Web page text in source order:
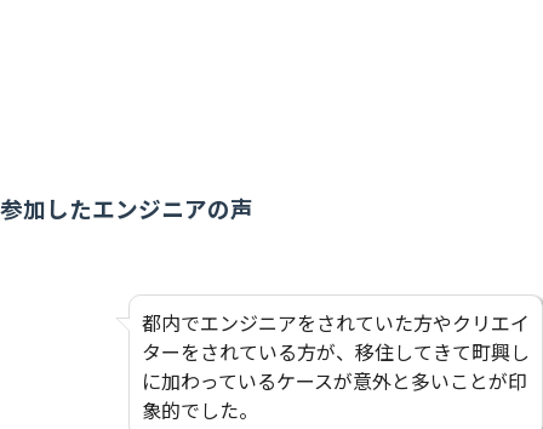
参加したエンジニアの声
都内でエンジニアをされていた方やクリエイ
ターをされている方が、移住してきて町興し
に加わっているケースが意外と多いことが印
象的でした。